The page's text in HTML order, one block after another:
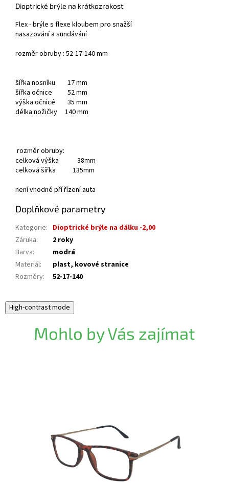
Dioptrické brýle na krátkozrakost
Flex - brýle s flexe kloubem pro snažší
nasazování a sundávání
rozměr obruby : 52-17-140 mm
šířka nosníku 17 mm
šířka očnice 52 mm
výška očnicé 35 mm
délka nožičky 140 mm
rozměr obruby:
celková výška 38mm
celková šířka 135mm
není vhodné pří řízení auta
Doplňkové parametry
Kategorie: Dioptrické brýle na dálku -2,00
Záruka:
2 roky
Barva:
modrá
Materiál:
plast, kovové stranice
Rozměry: 52-17-140
High-contrast mode
Mohlo by Vás zajímat